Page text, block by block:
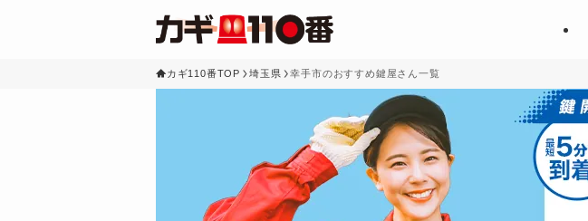
カギ110番TOP 埼玉県 幸手市のおすすめ鍵屋さん一覧